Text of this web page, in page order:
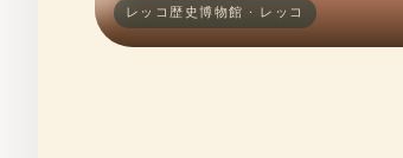
レッコ歴史博物館 · レッコ